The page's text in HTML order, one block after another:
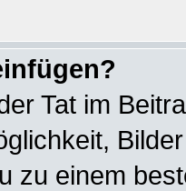
Tat im
zu einem